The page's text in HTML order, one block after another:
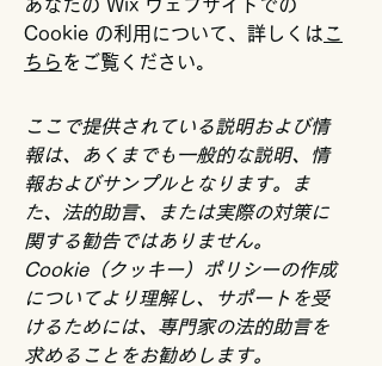
あなたの Wix ウェブサイトでの
Cookie の利用について、詳しくは こ
ちら をご覧ください。
ここで提供されている説明および情
報は、あくまでも一般的な説明、情
報およびサンプルとなります。ま
た、法的助言、または実際の対策に
関する勧告ではありません。
Cookie（クッキー）ポリシーの作成
についてより理解し、サポートを受
けるためには、専門家の法的助言を
求めることをお勧めします。